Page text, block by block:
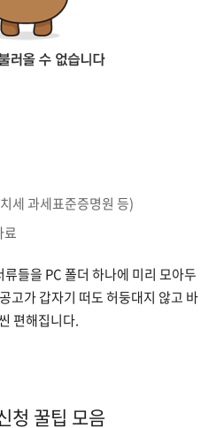
세 과세표준증명원 등)
료
들을 PC 폴더 하나에 미리 모아두
고가 갑자기 떠도 허둥대지 않고 바
편해집니다.
청 꿀팁 모음